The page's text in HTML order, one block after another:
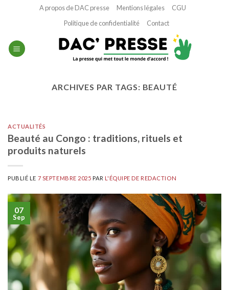
A propos de DAC presse Mentions légales
CGU
Politique de confidentialité
Contact
ARCHIVES PAR TAGS: BEAUTÉ
ACTUALITÉS
Beauté au Congo : traditions, rituels et
produits naturels
PUBLIÉ LE 7 SEPTEMBRE 2025 PARL'ÉQUIPE DE REDACTION
07
Sep